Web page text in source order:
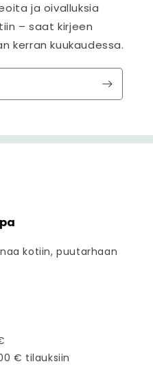
ja oivalluksia
– saat kirjeen
kerran kuukaudessa.
kotiin, puutarhaan
€ tilauksiin